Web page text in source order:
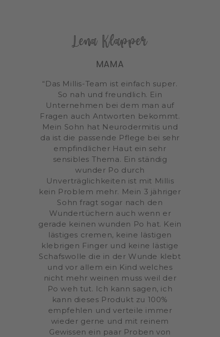
Lena Klapper
MAMA
“Das Millis-Team ist einfach super.
So nah und freundlich. Ein
Unternehmen bei dem man auf
Fragen auch Antworten bekommt.
Mein Sohn hat Neurodermitis und
da ist die passende Pflege bei sehr
empfindlicher Haut ein sehr
sensibles Thema. Ein ständig
wunder Po durch
Unverträglichkeiten ist mit Millis
kein Problem mehr. Mein 3 jähriger
Sohn fragt sogar nach den
Wundertüchern auch wenn er
gerade keinen wunden Po hat. Kein
lästiges cremen, keine lästigen
klebrigen Finger und keine lästige
Schafswolle die in der Wunde klebt
und vor allem ein Kind welches
nicht mehr weinen muss weil der
Po weh tut. Ich kann sagen, ich
kann dieses Produkt zu 100%
empfehlen und verteile immer
wieder gerne und mit reinem
Gewissen ein paar Proben von